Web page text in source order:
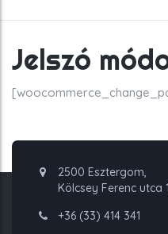
Jelszó
2500 Esztergom,
Kölcsey Ferenc utca
+36 (33) 414 341